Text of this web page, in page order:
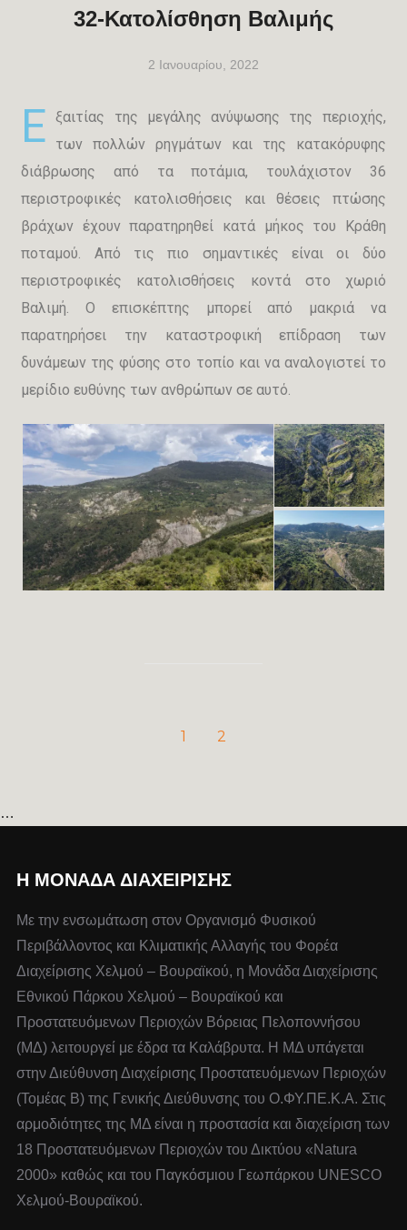
32-Κατολίσθηση Βαλιμής
2 Ιανουαρίου, 2022
Ε
ξαιτίας της μεγάλης ανύψωσης της περιοχής,
των πολλών ρηγμάτων και της κατακόρυφης
διάβρωσης από τα ποτάμια, τουλάχιστον 36
περιστροφικές κατολισθήσεις και θέσεις πτώσης
βράχων έχουν παρατηρηθεί κατά μήκος του Κράθη
ποταμού. Από τις πιο σημαντικές είναι οι δύο
περιστροφικές κατολισθήσεις κοντά στο χωριό
Βαλιμή. Ο επισκέπτης μπορεί από μακριά να
παρατηρήσει την καταστροφική επίδραση των
δυνάμεων της φύσης στο τοπίο και να αναλογιστεί το
μερίδιο ευθύνης των ανθρώπων σε αυτό.
1 2
…
Η ΜΟΝΆΔΑ ΔΙΑΧΕΊΡΙΣΗΣ
Με την ενσωμάτωση στον Οργανισμό Φυσικού
Περιβάλλοντος και Κλιματικής Αλλαγής του Φορέα
Διαχείρισης Χελμού – Βουραϊκού, η Μονάδα Διαχείρισης
Εθνικού Πάρκου Χελμού – Βουραϊκού και
Προστατευόμενων Περιοχών Βόρειας Πελοποννήσου
(ΜΔ) λειτουργεί με έδρα τα Καλάβρυτα. Η ΜΔ υπάγεται
στην Διεύθυνση Διαχείρισης Προστατευόμενων Περιοχών
(Τομέας Β) της Γενικής Διεύθυνσης του Ο.ΦΥ.ΠΕ.Κ.Α. Στις
αρμοδιότητες της ΜΔ είναι η προστασία και διαχείριση των
18 Προστατευόμενων Περιοχών του Δικτύου «Natura
2000» καθώς και του Παγκόσμιου Γεωπάρκου UNESCO
Χελμού-Βουραϊκού.